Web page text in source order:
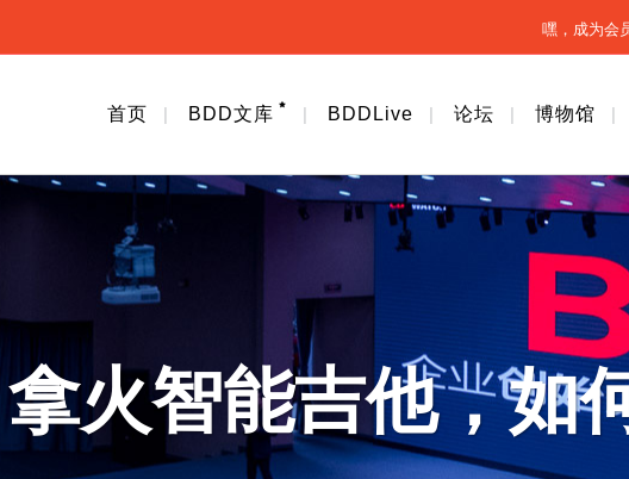
嘿，成为会
首页 BDD文库 BDDLive 论坛 博物馆
火智能吉他，如